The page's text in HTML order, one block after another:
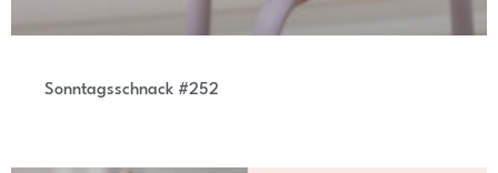
Sonntagsschnack #252